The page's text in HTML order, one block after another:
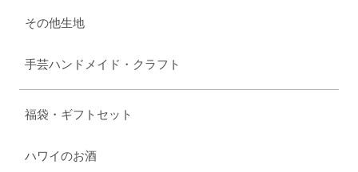
その他生地
手芸ハンドメイド・クラフト
福袋・ギフトセット
ハワイのお酒